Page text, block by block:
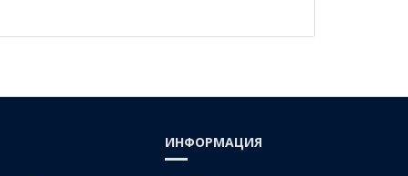
ИНФОРМАЦИЯ